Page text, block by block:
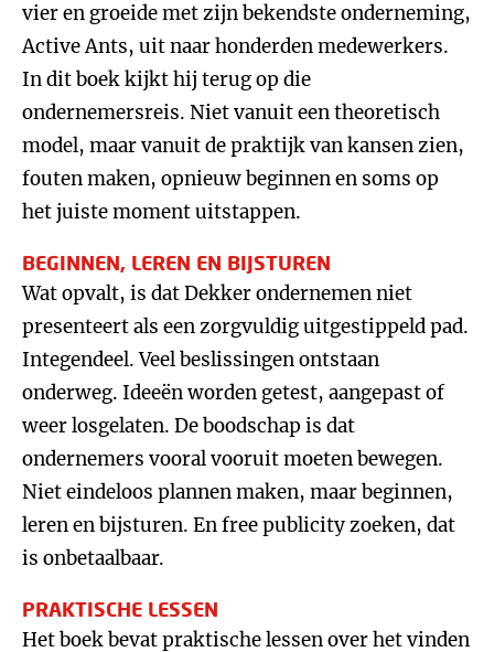
vier en groeide met zijn bekendste onderneming,
Active Ants, uit naar honderden medewerkers.
In dit boek kijkt hij terug op die
ondernemersreis. Niet vanuit een theoretisch
model, maar vanuit de praktijk van kansen zien,
fouten maken, opnieuw beginnen en soms op
het juiste moment uitstappen.
BEGINNEN, LEREN EN BIJSTUREN
Wat opvalt, is dat Dekker ondernemen niet
presenteert als een zorgvuldig uitgestippeld pad.
Integendeel. Veel beslissingen ontstaan
onderweg. Ideeën worden getest, aangepast of
weer losgelaten. De boodschap is dat
ondernemers vooral vooruit moeten bewegen.
Niet eindeloos plannen maken, maar beginnen,
leren en bijsturen. En free publicity zoeken, dat
is onbetaalbaar.
PRAKTISCHE LESSEN
Het boek bevat praktische lessen over het vinden